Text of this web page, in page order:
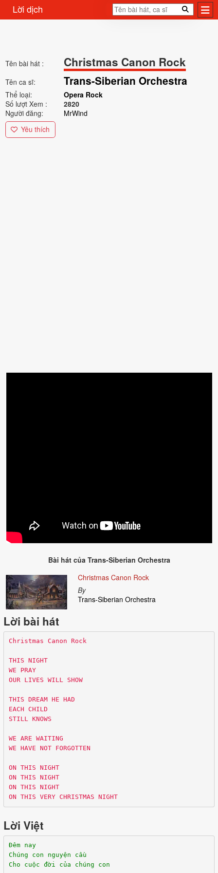
Lời dịch
Tên bài hát : Christmas Canon Rock
Tên ca sĩ: Trans-Siberian Orchestra
Thể loại:
Opera Rock
Số lượt Xem :
2820
Người đăng:
MrWind
Yêu thích
Bài hát của Trans-Siberian Orchestra
Christmas Canon Rock
By
Trans-Siberian Orchestra
Lời bài hát
Christmas Canon Rock
THIS NIGHT
WE PRAY
OUR LIVES WILL SHOW
THIS DREAM HE HAD
EACH CHILD
STILL KNOWS
WE ARE WAITING
WE HAVE NOT FORGOTTEN
ON THIS NIGHT
ON THIS NIGHT
ON THIS NIGHT
ON THIS VERY CHRISTMAS NIGHT
Lời Việt
Đêm nay
Chúng con nguyện cầu
Cho cuộc đời của chúng con